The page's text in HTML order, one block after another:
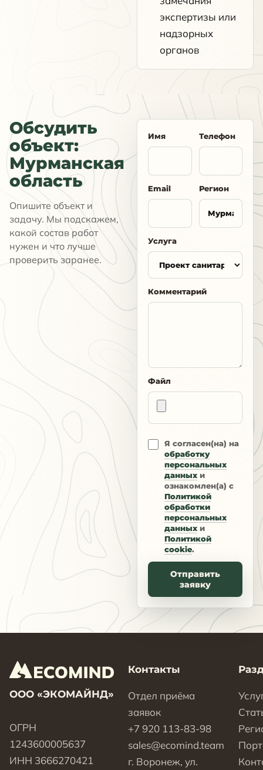
экспертизы или
надзорных
органов
Обсудить
объект:
Мурманская
область
Опишите объект и
задачу. Мы подскажем,
какой состав работ
нужен и что лучше
проверить заранее.
Имя Телефон
Email Регион
Услуга
Комментарий
Файл
Я согласен(на) на
обработку
персональных
данных и
ознакомлен(а) с
Политикой
обработки
персональных
данных и
Политикой
cookie.
Отправить
заявку
ООО «ЭКОМАЙНД»
ОГРН
1243600005637
ИНН 3666270421
Контакты
Отдел приёма
заявок
+7 920 113-83-98
sales@ecomind.team
г. Воронеж, ул.